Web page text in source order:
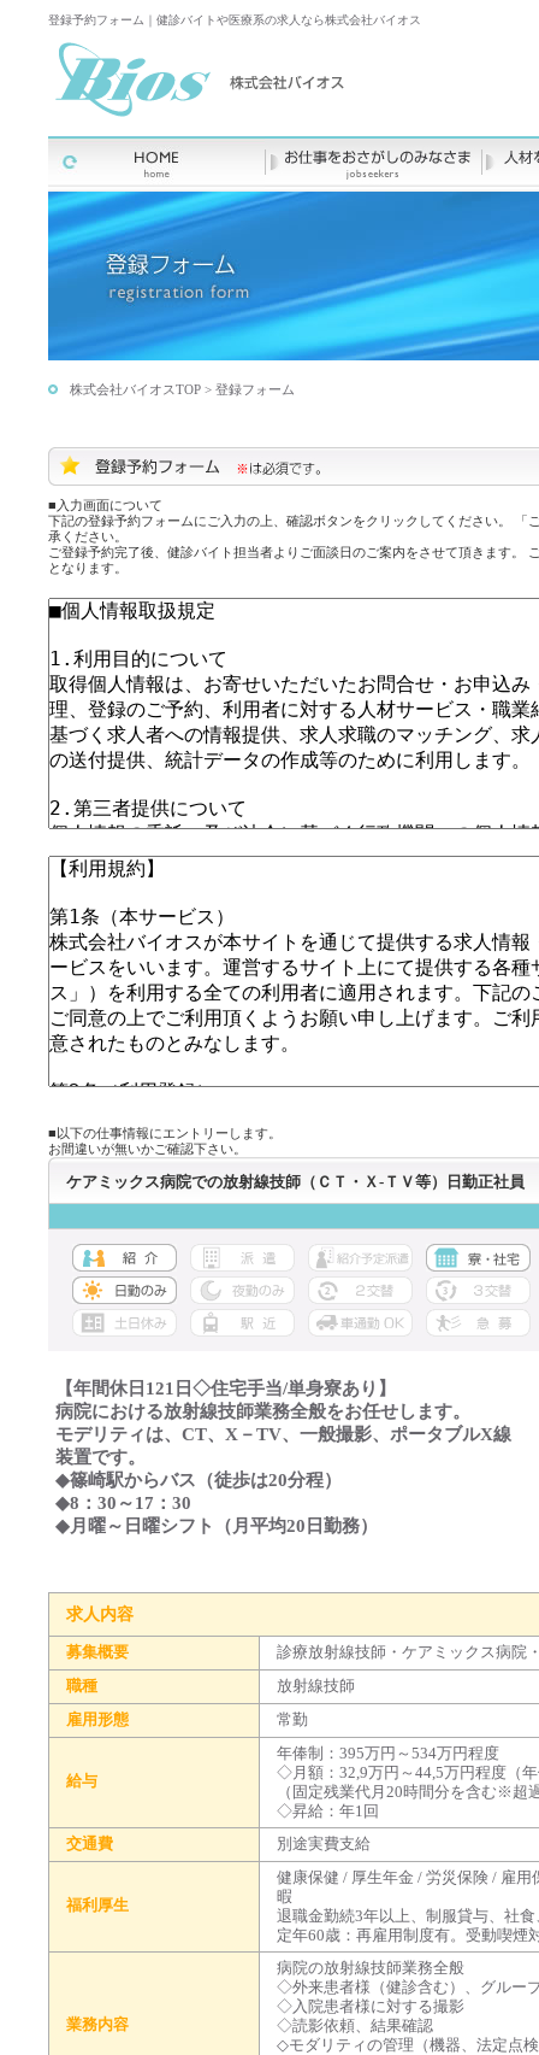
登録予約フォーム｜健診バイトや医療系の求人なら株式会社バイオス
株式会社バイオスTOP > 登録フォーム
■入力画面について
下記の登録予約フォームにご入力の上、確認ボタンをクリックしてください。 「
承ください。
ご登録予約完了後、健診バイト担当者よりご面談日のご案内をさせて頂きます。
となります。
■以下の仕事情報にエントリーします。
お間違いが無いかご確認下さい。
ケアミックス病院での放射線技師（ＣＴ・Ｘ-ＴＶ等）日勤正社員
【年間休日121日◇住宅手当/単身寮あり】
病院における放射線技師業務全般をお任せします。
モデリティは、CT、X－TV、一般撮影、ポータブルX線
装置です。
◆篠崎駅からバス（徒歩は20分程）
◆8：30～17：30
◆月曜～日曜シフト（月平均20日勤務）
求人内容
募集概要
診療放射線技師・ケアミックス病院
職種
放射線技師
雇用形態
常勤
給与
年俸制：395万円～534万円程度
◇月額：32,9万円～44,5万円程度（
（固定残業代月20時間分を含む※超
◇昇給：年1回
交通費
別途実費支給
福利厚生
健康保健 / 厚生年金 / 労災保険 / 雇
暇
退職金勤続3年以上、制服貸与、社
定年60歳：再雇用制度有。受動喫煙
業務内容
病院の放射線技師業務全般
◇外来患者様（健診含む）、グル
◇入院患者様に対する撮影
◇読影依頼、結果確認
◇モダリティの管理（機器、法定点